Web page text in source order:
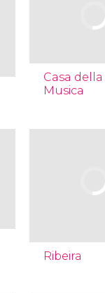
Casa della
Musica
Ribeira